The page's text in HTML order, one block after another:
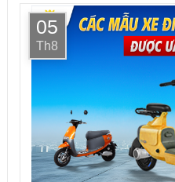
05
Th8